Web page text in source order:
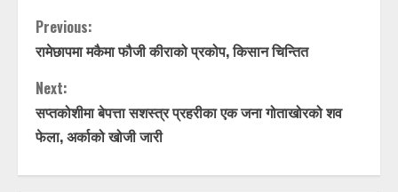
C
o
n
t
i
n
Previous:
रामेछापमा मकैमा फौजी कीराको प्रकोप, किसान चिन्तित
Next:
सप्तकोशीमा बेपत्ता सशस्त्र प्रहरीका एक जना गोताखोरको शव
फेला, अर्काको खोजी जारी